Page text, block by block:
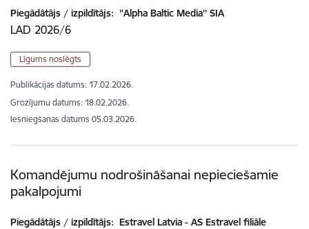
Piegādātājs / izpildītājs: ''Alpha Baltic Media'' SIA
LAD 2026/6
Līgums noslēgts
Publikācijas datums: 17.02.2026.
Grozījumu datums: 18.02.2026.
Iesniegšanas datums 05.03.2026.
Komandējumu nodrošināšanai nepieciešamie
pakalpojumi
Piegādātājs / izpildītājs: Estravel Latvia - AS Estravel filiāle